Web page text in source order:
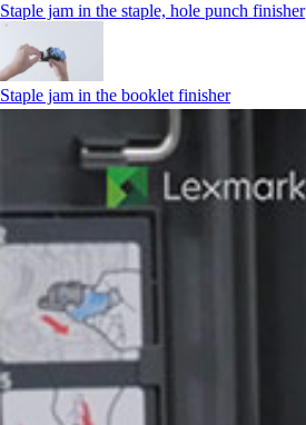
Staple jam in the staple, hole punch finisher
Staple jam in the booklet finisher